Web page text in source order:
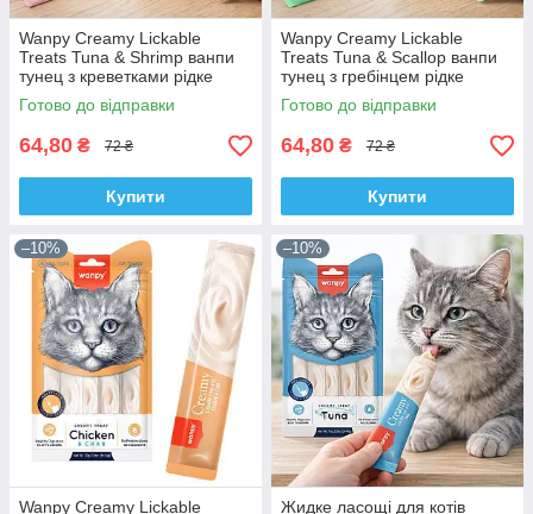
Wanpy Creamy Lickable
Treats Tuna & Shrimp ванпи
тунец з креветками рідке
ласощі для котів
Готово до відправки
64,80 ₴ 72 ₴
Купити
Wanpy Creamy Lickable
Treats Tuna & Scallop ванпи
тунец з гребінцем рідке
ласощі для котів
Готово до відправки
64,80 ₴ 72 ₴
Купити
–10%
Wanpy Creamy Lickable
–10%
Жидке ласощі для котів